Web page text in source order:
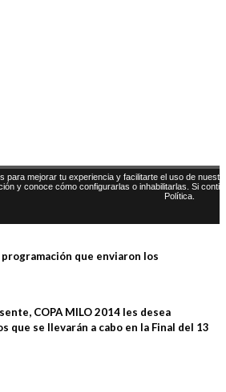
que enviaron los
COPA MILO 2014 les desea
que se llevarán a cabo en la Final del 13